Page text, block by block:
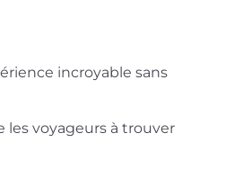
incroyable sans
les voyageurs à trouver